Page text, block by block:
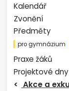
Kalendář
Zvonění
Předměty
pro gymnázium
Praxe žáků
Projektové dny
Akce a